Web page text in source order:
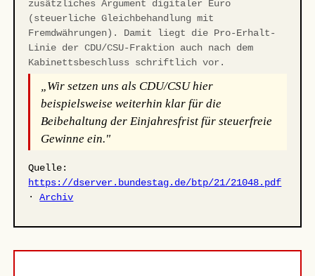
zusätzliches Argument digitaler Euro
(steuerliche Gleichbehandlung mit
Fremdwährungen). Damit liegt die Pro-Erhalt-
Linie der CDU/CSU-Fraktion auch nach dem
Kabinettsbeschluss schriftlich vor.
„Wir setzen uns als CDU/CSU hier
beispielsweise weiterhin klar für die
Beibehaltung der Einjahresfrist für steuerfreie
Gewinne ein."
Quelle:
https://dserver.bundestag.de/btp/21/21048.pdf
·Archiv